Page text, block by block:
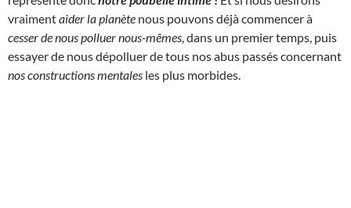
vraimentaider la planète nous pouvons déjà commencer à
cesser de nous polluer nous-mêmes , dans un premier temps, puis
essayer de nous dépolluer de tous nos abus passés concernant
nos constructions mentales les plus morbides.